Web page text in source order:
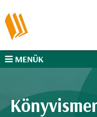
MENÜK